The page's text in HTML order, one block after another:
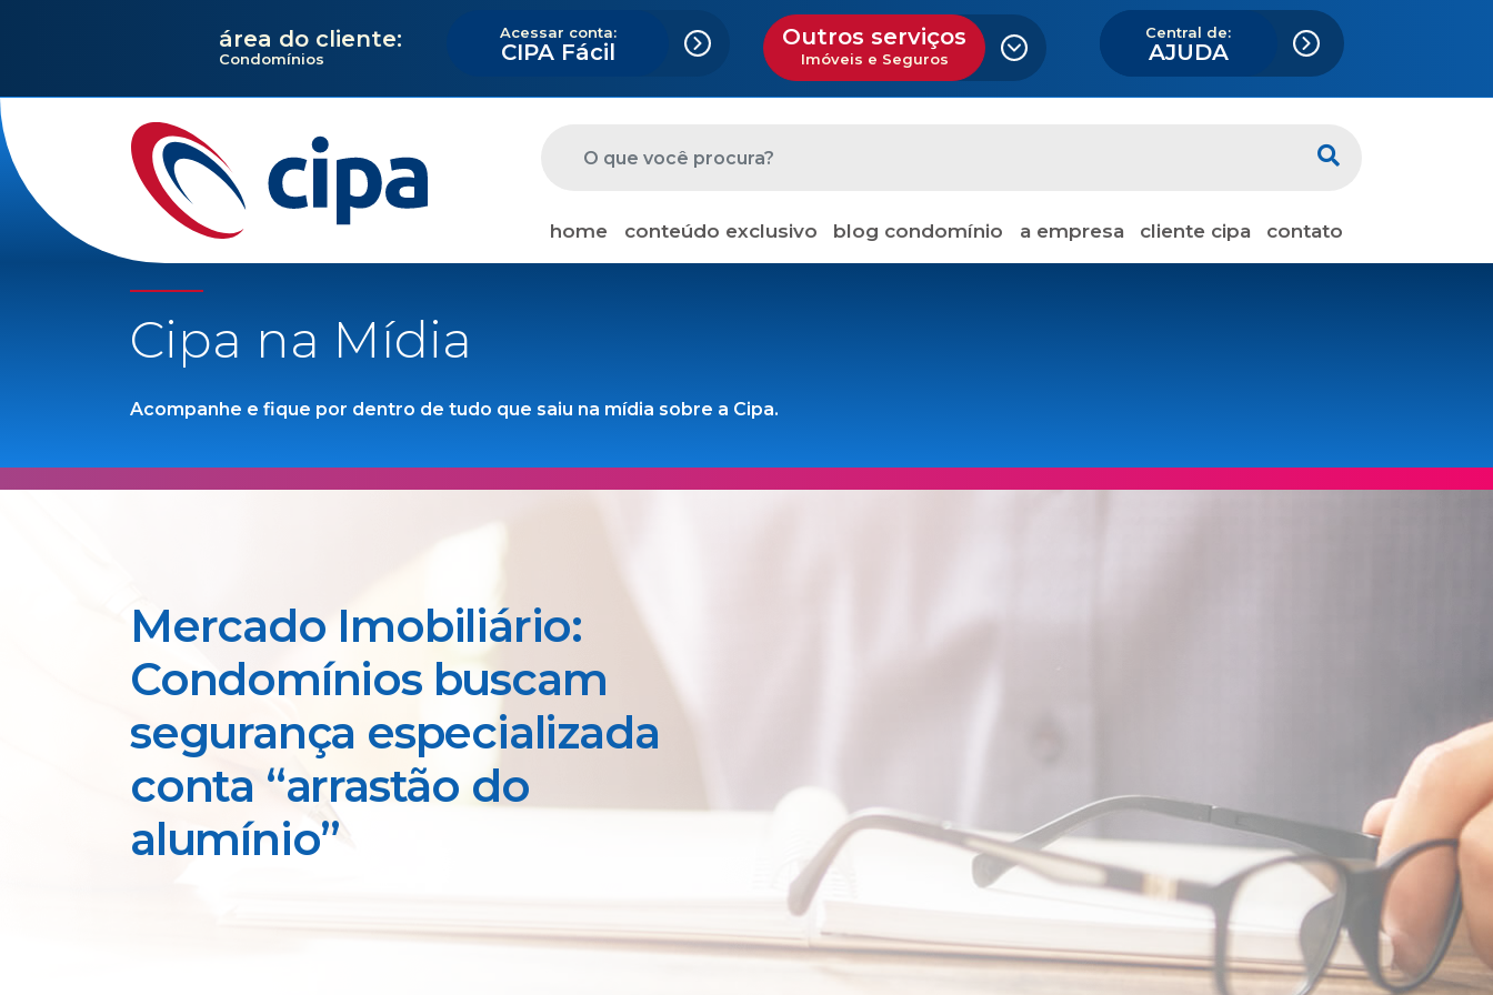
área do cliente:
Condomínios
Acessar conta:
CIPA Fácil
Outros serviços
Imóveis e Seguros
Central de:
AJUDA
home conteúdo exclusivo blog condomínio a empresa cliente cipa contato
Cipa na Mídia
Acompanhe e fique por dentro de tudo que saiu na mídia sobre a Cipa.
Mercado Imobiliário:
Condomínios buscam
segurança especializada
conta “arrastão do
alumínio”